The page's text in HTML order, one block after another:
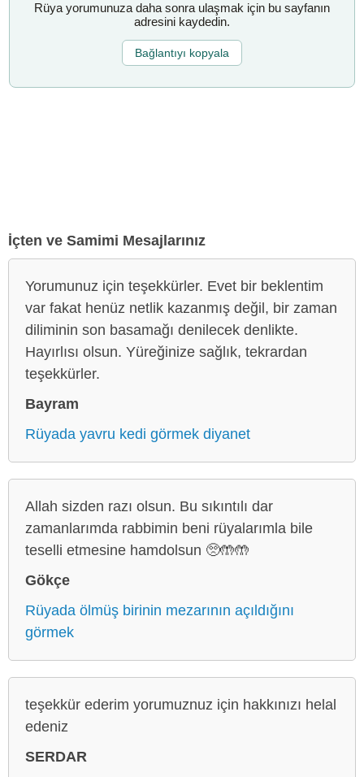
Rüya yorumunuza daha sonra ulaşmak için bu sayfanın
adresini kaydedin.
Bağlantıyı kopyala
İçten ve Samimi Mesajlarınız
Yorumunuz için teşekkürler. Evet bir beklentim
var fakat henüz netlik kazanmış değil, bir zaman
diliminin son basamağı denilecek denlikte.
Hayırlısı olsun. Yüreğinize sağlık, tekrardan
teşekkürler.
Bayram
Rüyada yavru kedi görmek diyanet
Allah sizden razı olsun. Bu sıkıntılı dar
zamanlarımda rabbimin beni rüyalarımla bile
teselli etmesine hamdolsun 🥺🤲🤲
Gökçe
Rüyada ölmüş birinin mezarının açıldığını
görmek
teşekkür ederim yorumuznuz için hakkınızı helal
edeniz
SERDAR